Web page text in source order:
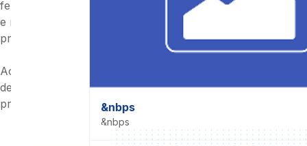
&nbps
&nbps
ferramenta para que empresas façam uma auto-avaliação
e recebam um diagnóstico sobre o grau de adoção de
práticas de economia circular.
Ao final, a empresa recebe uma série de recomendações
de novos modelos de negócios e otimização dos
processos produtivos.
Acessar ferramenta